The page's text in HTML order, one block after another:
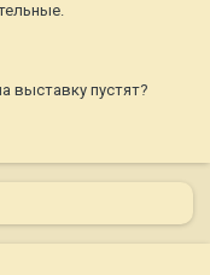
выставку пустят?